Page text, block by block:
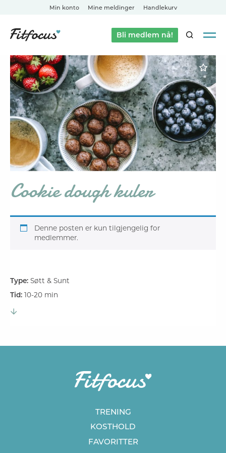
Min konto Mine meldinger Handlekurv
Bli medlem nå!SØK
Cookie dough kuler
Denne posten er kun tilgjengelig for
medlemmer.
Type: Søtt & Sunt
Tid: 10-20 min
TRENING
KOSTHOLD
FAVORITTER